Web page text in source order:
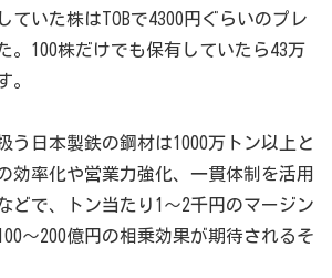
ていた株はTOBで4300円ぐらいのプレ
。100株だけでも保有していたら43万
。
日本製鉄の鋼材は1000万トン以上と
効率化や営業力強化、一貫体制を活用
どで、トン当たり1～2千円のマージン
～200億円の相乗効果が期待されるそ